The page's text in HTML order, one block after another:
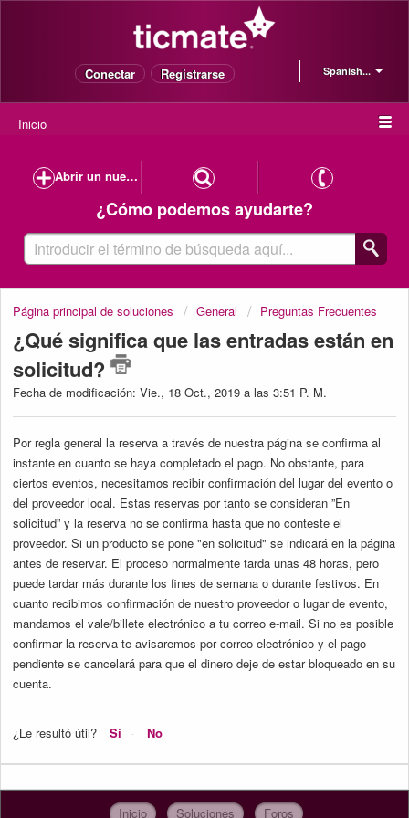
Spanish...
Conectar Registrarse
Inicio
Abrir un nuevo caso de soporte
¿Cómo podemos ayudarte?
Página principal de soluciones General Preguntas Frecuentes
¿Qué significa que las entradas están en
solicitud?
Fecha de modificación: Vie., 18 Oct., 2019 a las 3:51 P. M.
Por regla general la reserva a través de nuestra página se confirma al
instante en cuanto se haya completado el pago. No obstante, para
ciertos eventos, necesitamos recibir confirmación del lugar del evento o
del proveedor local. Estas reservas por tanto se consideran ”En
solicitud” y la reserva no se confirma hasta que no conteste el
proveedor. Si un producto se pone "en solicitud" se indicará en la página
antes de reservar. El proceso normalmente tarda unas 48 horas, pero
puede tardar más durante los fines de semana o durante festivos. En
cuanto recibimos confirmación de nuestro proveedor o lugar de evento,
mandamos el vale/billete electrónico a tu correo e-mail. Si no es posible
confirmar la reserva te avisaremos por correo electrónico y el pago
pendiente se cancelará para que el dinero deje de estar bloqueado en su
cuenta.
¿Le resultó útil? Sí No
Inicio Soluciones Foros